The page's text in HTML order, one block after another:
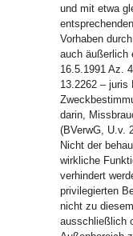
und mit etwa
Vorhaben
auch äußerlich
16.5.1991 Az.
13.2262 – juris
darin,
(BVerwG, U.v.
Nicht der
wirkliche
verhindert
privilegierten
nicht zu
ausschließlich